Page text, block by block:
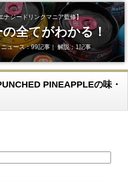
ナジードリンクマニア監修】
全てがわかる！
ュース：99記事｜ 解説：1記事
PINEAPPLEの味・